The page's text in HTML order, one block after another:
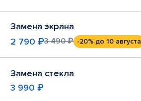
Замена экрана
2 790 ₽3 490 ₽ -20% до 10 августа
Замена стекла
3 990 ₽